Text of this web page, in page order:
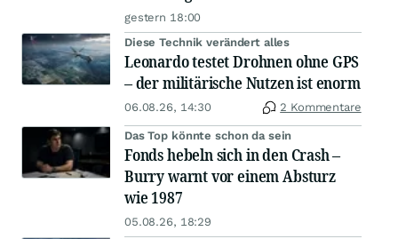
gestern 18:00
Diese Technik verändert alles
Leonardo testet Drohnen ohne GPS
– der militärische Nutzen ist enorm
06.08.26, 14:30 2 Kommentare
Das Top könnte schon da sein
Fonds hebeln sich in den Crash –
Burry warnt vor einem Absturz
wie 1987
05.08.26, 18:29